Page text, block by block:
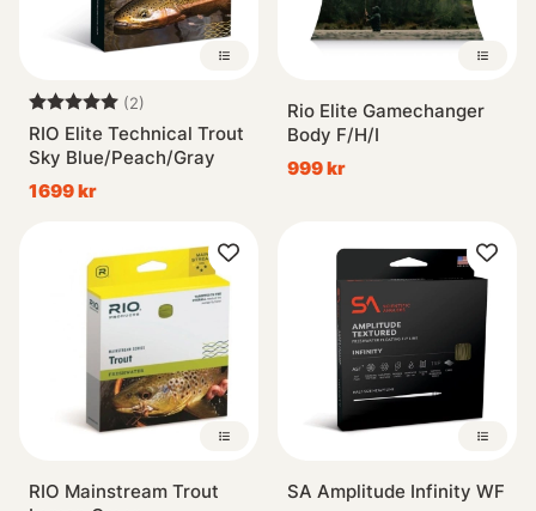
Betyg: (2)
5.0 utav 5 stjärnor
RIO Elite Technical Trout
Sky Blue/Peach/Gray
1699 kr
Rio Elite Gamechanger
Body F/H/I
999 kr
RIO Mainstream Trout
SA Amplitude Infinity WF